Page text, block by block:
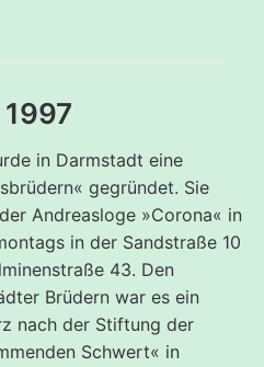
in Darmstadt eine
gegründet. Sie
Andreasloge »Corona« in
in der Sandstraße 10
43. Den
Brüdern war es ein
nach der Stiftung der
Schwert« in